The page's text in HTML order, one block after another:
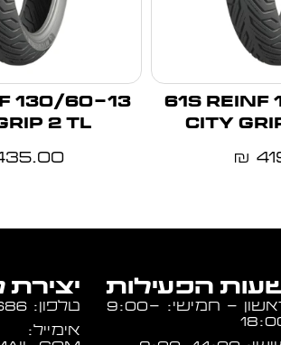
120/70-14 61S REINF
CITY
₪
2 TL
הפעילות
ראשון - חמישי: 9:00-
טלפון: 054-2274686
אימייל: